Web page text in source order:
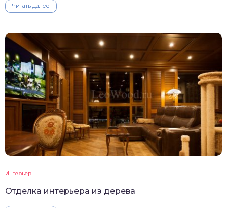
Читать далее
Интерьер
Отделка интерьера из дерева